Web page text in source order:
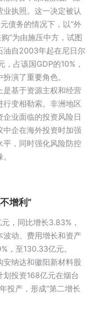
执照。这一决定被认
债务的情况下，以“外
”为由施压中方，试图
油自2003年起在尼日尔
占该国GDP的10%，
演了重要角色。
基于资源主权和经营
变相勒索。非洲地区
业面临的投资风险日
企在海外投资时加强
，同时强化风险防控
增利”
，同比增长3.83%，
动、费用增长和资产
，至130.33亿元。
安纳达和徽阳新材料股
投资168亿元在烟台
投产，形成“第二增长